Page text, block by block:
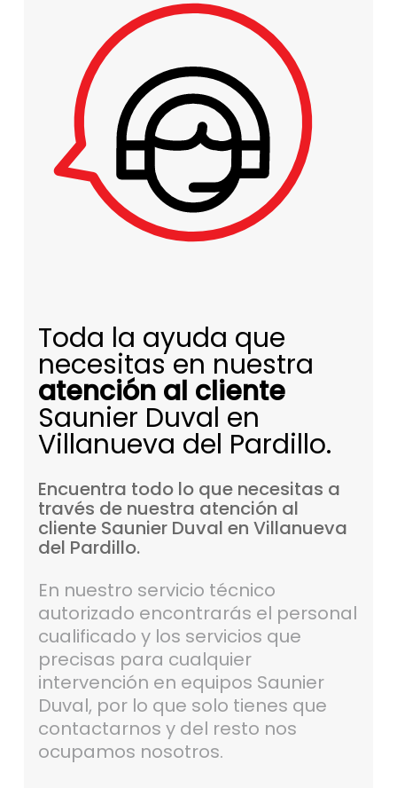
Toda la ayuda que
necesitas en nuestra
atención al cliente
Saunier Duval en
Villanueva del Pardillo.
Encuentra todo lo que necesitas a
través de nuestra atención al
cliente Saunier Duval en Villanueva
del Pardillo.
En nuestro servicio técnico
autorizado encontrarás el personal
cualificado y los servicios que
precisas para cualquier
intervención en equipos Saunier
Duval, por lo que solo tienes que
contactarnos y del resto nos
ocupamos nosotros.